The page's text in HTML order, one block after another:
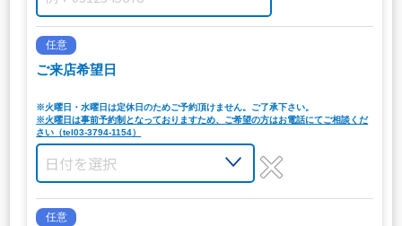
任意
ご来店希望日
※火曜日・水曜日は定休日のためご予約頂けません。ご了承下さい。
※火曜日は事前予約制となっておりますため、ご希望の方はお電話にてご相談くだ
さい（tel03-3794-1154）
任意